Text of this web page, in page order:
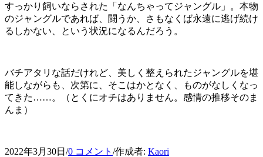
すっかり飼いならされた「なんちゃってジャングル」。本物
のジャングルであれば、闘うか、さもなくば永遠に逃げ続け
るしかない、という状況になるんだろう。
バチアタリな話だけれど、美しく整えられたジャングルを堪
能しながらも、次第に、そこはかとなく、ものがなしくなっ
てきた……。（とくにオチはありません。感情の推移そのま
んま）
2022年3月30日 /0 コメント /作成者: Kaori